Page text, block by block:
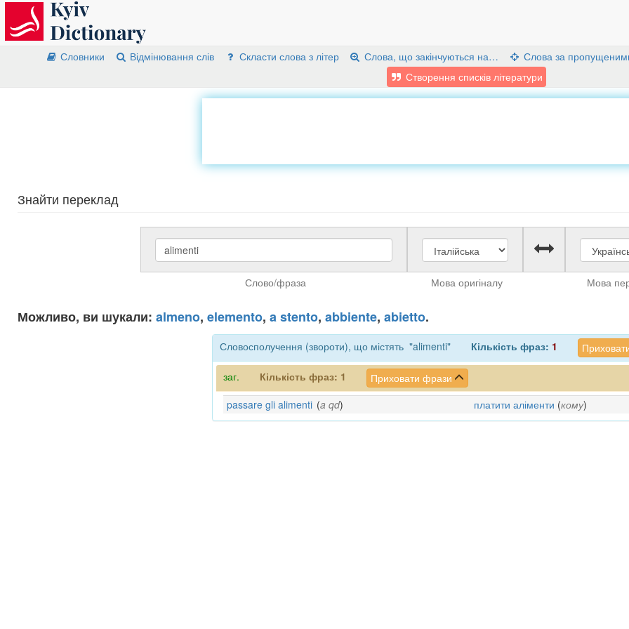
Словники Відмінювання слів Скласти слова з літер Слова, що закінчуються на… Слова за
Створення списків літератури
Знайти переклад
Слово/фраза Мова оригіналу Мова
Можливо, ви шукали: almeno, elemento, a stento, abbiente, abietto.
Словосполучення (звороти), що містять "alimenti" Кількість фраз: 1
заг. Кількість фраз: 1
Приховати фрази
passare gli alimenti (a qd) платити аліменти (кому)